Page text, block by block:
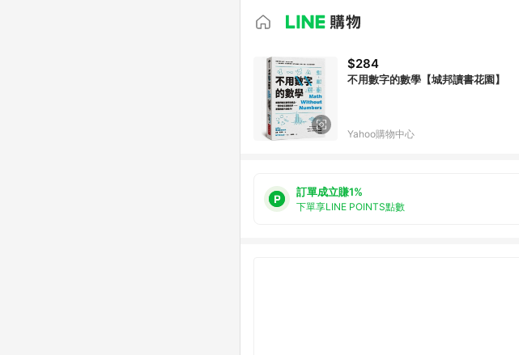
$284
不用數字的數學【城邦讀書花園】
Yahoo購物中心
訂單成立賺1%
下單享LINE POINTS點數